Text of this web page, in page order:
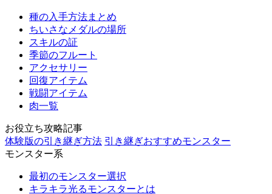
種の入手方法まとめ
ちいさなメダルの場所
スキルの証
季節のフルート
アクセサリー
回復アイテム
戦闘アイテム
肉一覧
お役立ち攻略記事
体験版の引き継ぎ方法 引き継ぎおすすめモンスター
モンスター系
最初のモンスター選択
キラキラ光るモンスターとは